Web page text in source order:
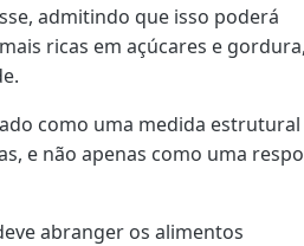
admitindo que isso poderá
ricas em açúcares e gordura,
como uma medida
e não apenas como uma
abranger os alimentos